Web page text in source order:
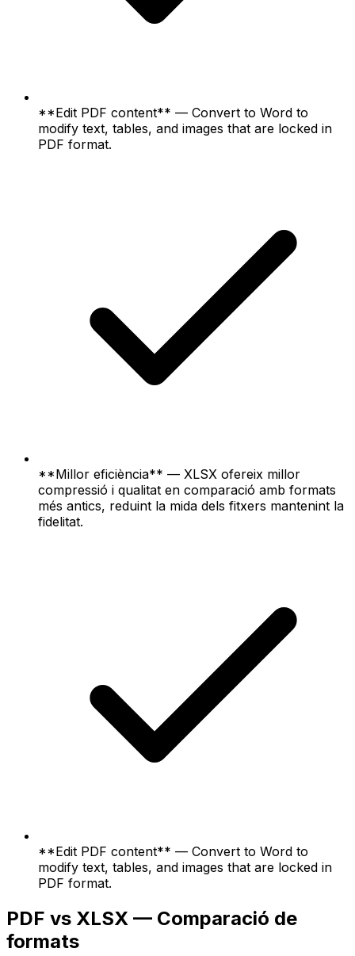
**Edit PDF content** — Convert to Word to
modify text, tables, and images that are locked in
PDF format.
**Millor eficiència** — XLSX ofereix millor
compressió i qualitat en comparació amb formats
més antics, reduint la mida dels fitxers mantenint la
fidelitat.
**Edit PDF content** — Convert to Word to
modify text, tables, and images that are locked in
PDF format.
PDF vs XLSX — Comparació de
formats